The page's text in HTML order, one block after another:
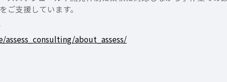
支援しています。
about_assess/